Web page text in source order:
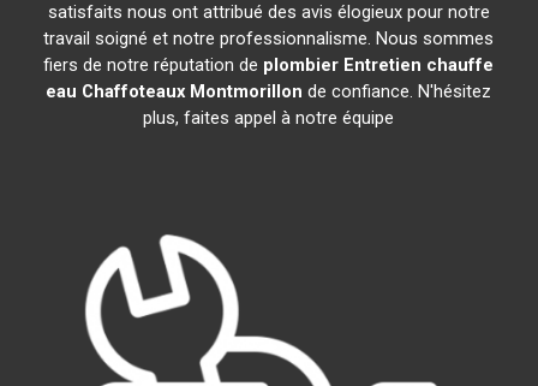
satisfaits nous ont attribué des avis élogieux pour notre
travail soigné et notre professionnalisme. Nous sommes
fiers de notre réputation de plombier Entretien chauffe
eau Chaffoteaux Montmorillon de confiance. N'hésitez
plus, faites appel à notre équipe